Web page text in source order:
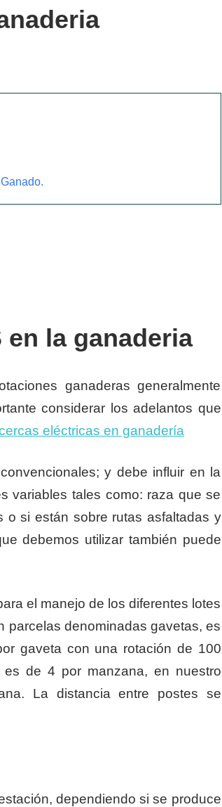
en la ganaderia
ganaderas generalmente
considerar los adelantos que
eléctricas en ganadería
y debe influir en la
variables tales como: raza que se
o si están sobre rutas asfaltadas y
debemos utilizar también puede
el manejo de los diferentes lotes
parcelas denominadas gavetas, es
gaveta con una rotación de 100
de 4 por manzana, en nuestro
La distancia entre postes se
dependiendo si se produce